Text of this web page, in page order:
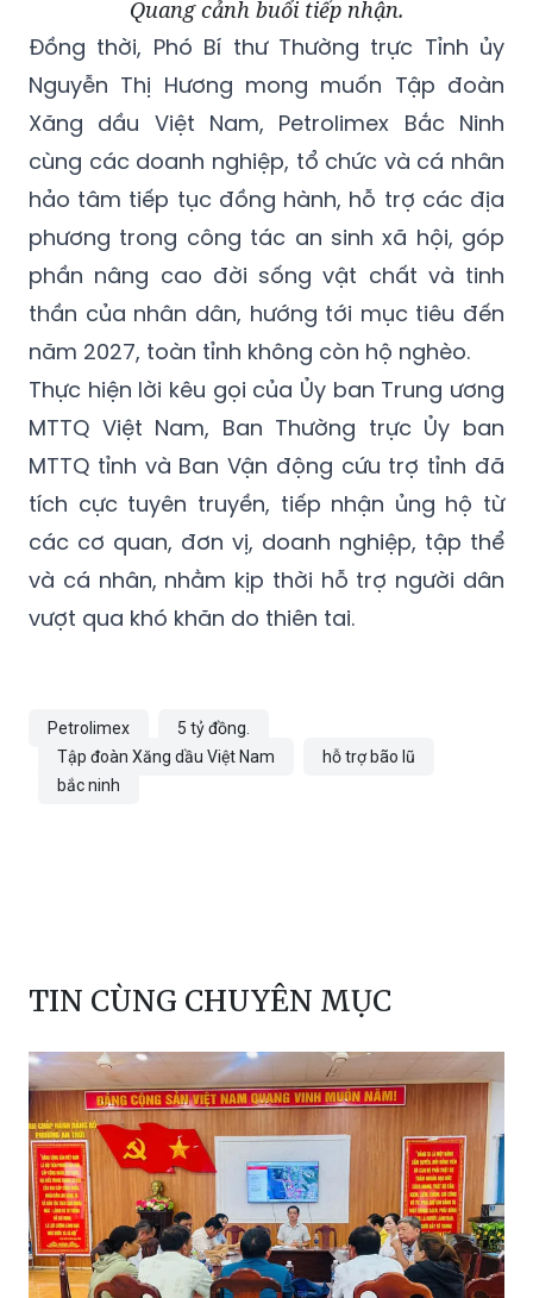
Quang cảnh buổi tiếp nhận.
Đồng thời, Phó Bí thư Thường trực Tỉnh ủy
Nguyễn Thị Hương mong muốn Tập đoàn
Xăng dầu Việt Nam, Petrolimex Bắc Ninh
cùng các doanh nghiệp, tổ chức và cá nhân
hảo tâm tiếp tục đồng hành, hỗ trợ các địa
phương trong công tác an sinh xã hội, góp
phần nâng cao đời sống vật chất và tinh
thần của nhân dân, hướng tới mục tiêu đến
năm 2027, toàn tỉnh không còn hộ nghèo.
Thực hiện lời kêu gọi của Ủy ban Trung ương
MTTQ Việt Nam, Ban Thường trực Ủy ban
MTTQ tỉnh và Ban Vận động cứu trợ tỉnh đã
tích cực tuyên truyền, tiếp nhận ủng hộ từ
các cơ quan, đơn vị, doanh nghiệp, tập thể
TIN CÙNG CHUYÊN MỤC